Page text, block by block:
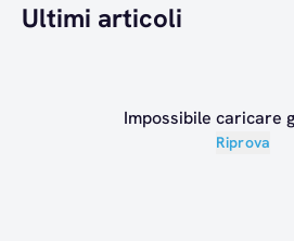
Ultimi articoli
Impossibile caricare
Riprova